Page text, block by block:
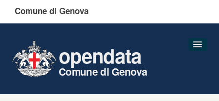
Comune di Genova
opendata
Comune di Genova